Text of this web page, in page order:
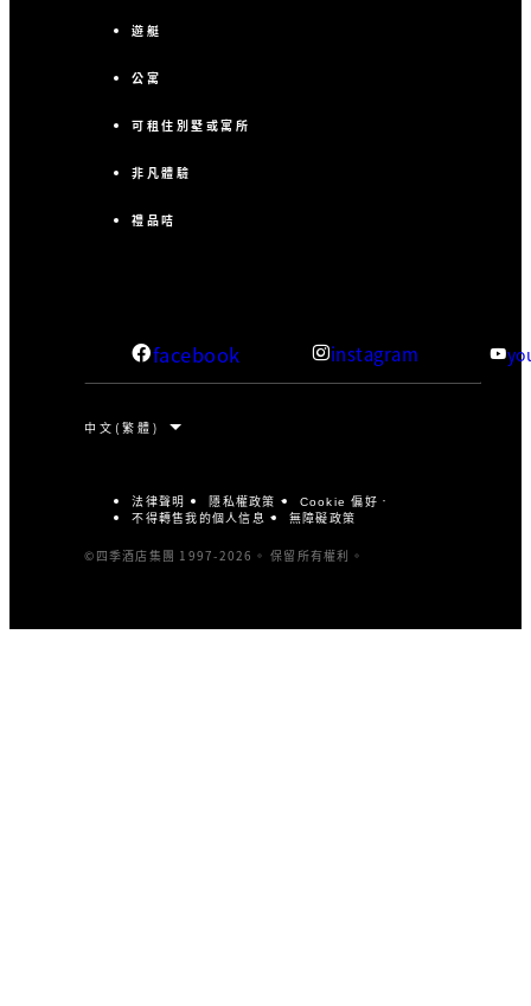
遊艇
公寓
可租住別墅或寓所
非凡體驗
禮品咭
facebook instagram
法律聲明 隱私權政策 Cookie 偏好
不得轉售我的個人信息 無障礙政策
©四季酒店集團 1997-2026。 保留所有權利。